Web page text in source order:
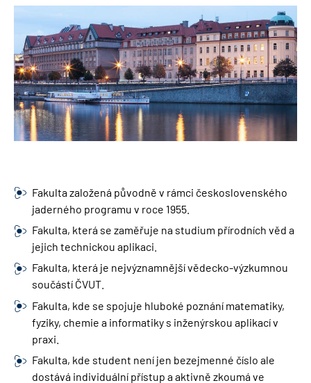
Fakulta založená původně v rámci československého
jaderného programu v roce 1955.
Fakulta, která se zaměřuje na studium přírodních věd a
jejich technickou aplikaci.
Fakulta, která je nejvýznamnější vědecko-výzkumnou
součástí ČVUT.
Fakulta, kde se spojuje hluboké poznání matematiky,
fyziky, chemie a informatiky s inženýrskou aplikací v
praxi.
Fakulta, kde student není jen bezejmenné číslo ale
dostává individuální přístup a aktivně zkoumá ve